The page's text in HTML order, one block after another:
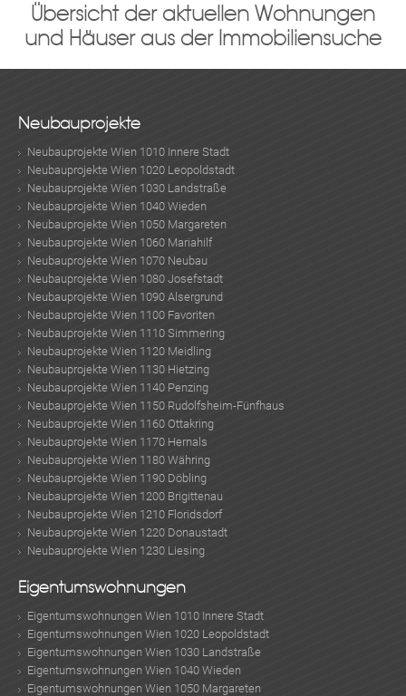
Übersicht der aktuellen Wohnungen
und Häuser aus der Immobiliensuche
Neubauprojekte
Neubauprojekte Wien 1010 Innere Stadt
Neubauprojekte Wien 1020 Leopoldstadt
Neubauprojekte Wien 1030 Landstraße
Neubauprojekte Wien 1040 Wieden
Neubauprojekte Wien 1050 Margareten
Neubauprojekte Wien 1060 Mariahilf
Neubauprojekte Wien 1070 Neubau
Neubauprojekte Wien 1080 Josefstadt
Neubauprojekte Wien 1090 Alsergrund
Neubauprojekte Wien 1100 Favoriten
Neubauprojekte Wien 1110 Simmering
Neubauprojekte Wien 1120 Meidling
Neubauprojekte Wien 1130 Hietzing
Neubauprojekte Wien 1140 Penzing
Neubauprojekte Wien 1150 Rudolfsheim-Fünfhaus
Neubauprojekte Wien 1160 Ottakring
Neubauprojekte Wien 1170 Hernals
Neubauprojekte Wien 1180 Währing
Neubauprojekte Wien 1190 Döbling
Neubauprojekte Wien 1200 Brigittenau
Neubauprojekte Wien 1210 Floridsdorf
Neubauprojekte Wien 1220 Donaustadt
Neubauprojekte Wien 1230 Liesing
Eigentumswohnungen
Eigentumswohnungen Wien 1010 Innere Stadt
Eigentumswohnungen Wien 1020 Leopoldstadt
Eigentumswohnungen Wien 1030 Landstraße
Eigentumswohnungen Wien 1040 Wieden
Eigentumswohnungen Wien 1050 Margareten